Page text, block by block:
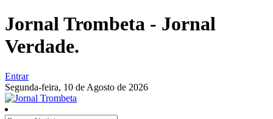
Jornal Trombeta - Jornal
Verdade.
Entrar
Segunda-feira, 10 de Agosto de 2026